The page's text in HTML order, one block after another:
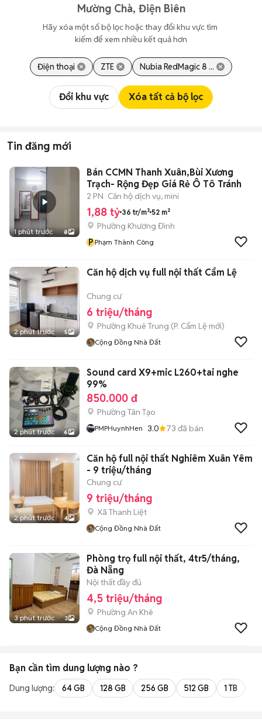
Mường Chà, Điện Biên
Hãy xóa một số bộ lọc hoặc thay đổi khu vực tìm
kiếm để xem nhiều kết quả hơn
Điện thoại ZTE Nubia RedMagic 8 ...
Đổi khu vực Xóa tất cả bộ lọc
Tin đăng mới
1 phút trước 8
Bán CCMN Thanh Xuân,Bùi Xương
Trạch- Rộng Đẹp Giá Rẻ Ô Tô Tránh
2 PN Căn hộ dịch vụ, mini
1,88 tỷ 36 tr/m² 52 m²
Phường Khương Đình
P Phạm Thành Công
2 phút trước 5
Căn hộ dịch vụ full nội thất Cẩm Lệ
Chung cư
6 triệu/tháng
Phường Khuê Trung (P. Cẩm Lệ mới)
Cộng Đồng Nhà Đất
2 phút trước 6
Sound card X9+mic L260+tai nghe
99%
850.000 đ
Phường Tân Tạo
PMPHuynhHen 3.0 73 đã bán
2 phút trước 4
Căn hộ full nội thất Nghiêm Xuân Yêm
- 9 triệu/tháng
Chung cư
9 triệu/tháng
Xã Thanh Liệt
Cộng Đồng Nhà Đất
3 phút trước 3
Phòng trọ full nội thất, 4tr5/tháng,
Đà Nẵng
Nội thất đầy đủ
4,5 triệu/tháng
Phường An Khê
Cộng Đồng Nhà Đất
Bạn cần tìm dung lượng nào ?
Dung lượng: 64 GB 128 GB 256 GB 512 GB 1 TB